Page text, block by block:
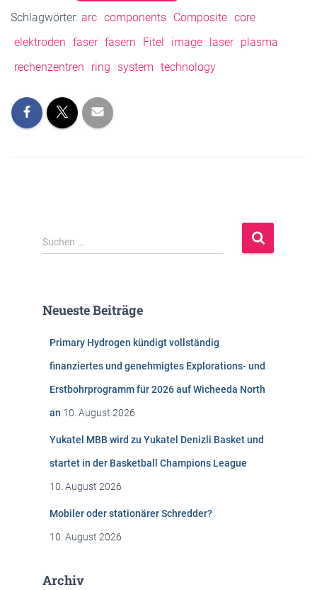
Schlagwörter: arc components Composite core
elektroden faser fasern Fitel image laser plasma
rechenzentren
ring system technology
S
u
n
Suchen …
Neueste Beiträge
Primary Hydrogen kündigt vollständig
finanziertes und genehmigtes Explorations- und
Erstbohrprogramm für 2026 auf Wicheeda North
an 10. August 2026
Yukatel MBB wird zu Yukatel Denizli Basket und
startet in der Basketball Champions League
10. August 2026
Mobiler oder stationärer Schredder?
10. August 2026
Archiv